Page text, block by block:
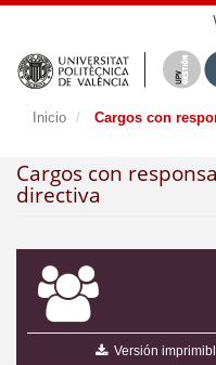
Inicio Cargos con
Cargos con
directiva
Versión